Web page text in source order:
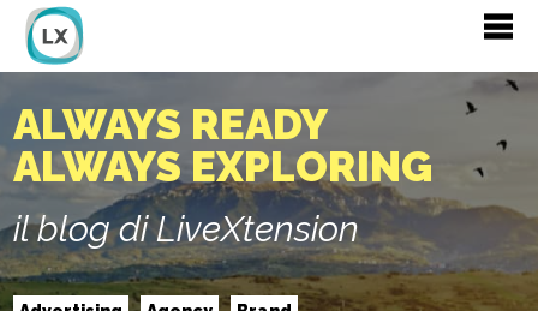
ALWAYS READY
ALWAYS EXPLORING
il blog di LiveXtension